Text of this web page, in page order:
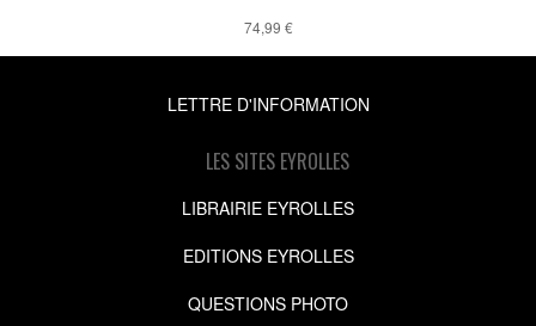
74,99 €
LETTRE D'INFORMATION
LES SITES EYROLLES
LIBRAIRIE EYROLLES
EDITIONS EYROLLES
QUESTIONS PHOTO